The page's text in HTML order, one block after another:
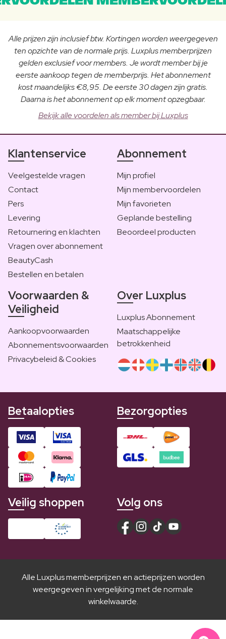
Alle prijzen zijn inclusief btw. Kortingen worden weergegeven
ten opzichte van de normale prijs. Luxplus memberprijzen
gelden exclusief voor members. Je wordt member bij je
eerste aankoop tegen de memberprijs. Het abonnement
kost maandelijks €8,95. De eerste 30 dagen zijn gratis.
Daarna is het abonnement op elk moment opzegbaar.
Bekijk alle voordelen als member bij Luxplus
Klantenservice
Veelgestelde vragen
Contact
Pers
Levering
Retournering en klachten
Vragen over abonnement
BeautyCash
Bestellen en betalen
Abonnement
Mijn profiel
Mijn membervoordelen
Mijn favorieten
Geplande bestelling
Beoordeel producten
Voorwaarden &
Veiligheid
Aankoopvoorwaarden
Abonnementsvoorwaarden
Privacybeleid & Cookies
Over Luxplus
Luxplus Abonnement
Maatschappelijke
betrokkenheid
Betaalopties Bezorgopties
Veilig shoppen Volg ons
Alle Luxplus memberprijzen en actieprijzen worden
weergegeven in vergelijking met de normale
winkelwaarde.